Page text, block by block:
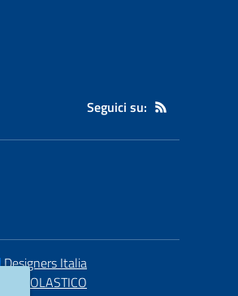
Seguici su:
Designers Italia
SCUOLASTICO